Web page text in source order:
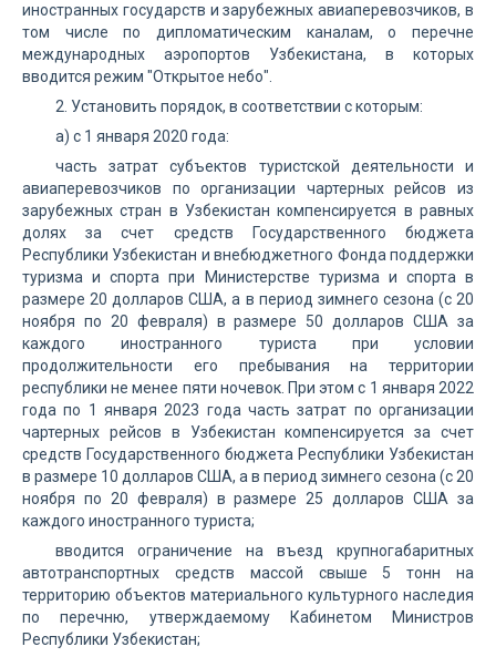
иностранных государств и зарубежных авиаперевозчиков, в
том числе по дипломатическим каналам, о перечне
международных аэропортов Узбекистана, в которых
вводится режим "Открытое небо".
2. Установить порядок, в соответствии с которым:
а) с 1 января 2020 года:
часть затрат субъектов туристской деятельности и
авиаперевозчиков по организации чартерных рейсов из
зарубежных стран в Узбекистан компенсируется в равных
долях за счет средств Государственного бюджета
Республики Узбекистан и внебюджетного Фонда поддержки
туризма и спорта при Министерстве туризма и спорта в
размере 20 долларов США, а в период зимнего сезона (с 20
ноября по 20 февраля) в размере 50 долларов США за
каждого иностранного туриста при условии
продолжительности его пребывания на территории
республики не менее пяти ночевок. При этом с 1 января 2022
года по 1 января 2023 года часть затрат по организации
чартерных рейсов в Узбекистан компенсируется за счет
средств Государственного бюджета Республики Узбекистан
в размере 10 долларов США, а в период зимнего сезона (с 20
ноября по 20 февраля) в размере 25 долларов США за
каждого иностранного туриста;
вводится ограничение на въезд крупногабаритных
автотранспортных средств массой свыше 5 тонн на
территорию объектов материального культурного наследия
по перечню, утверждаемому Кабинетом Министров
Республики Узбекистан;